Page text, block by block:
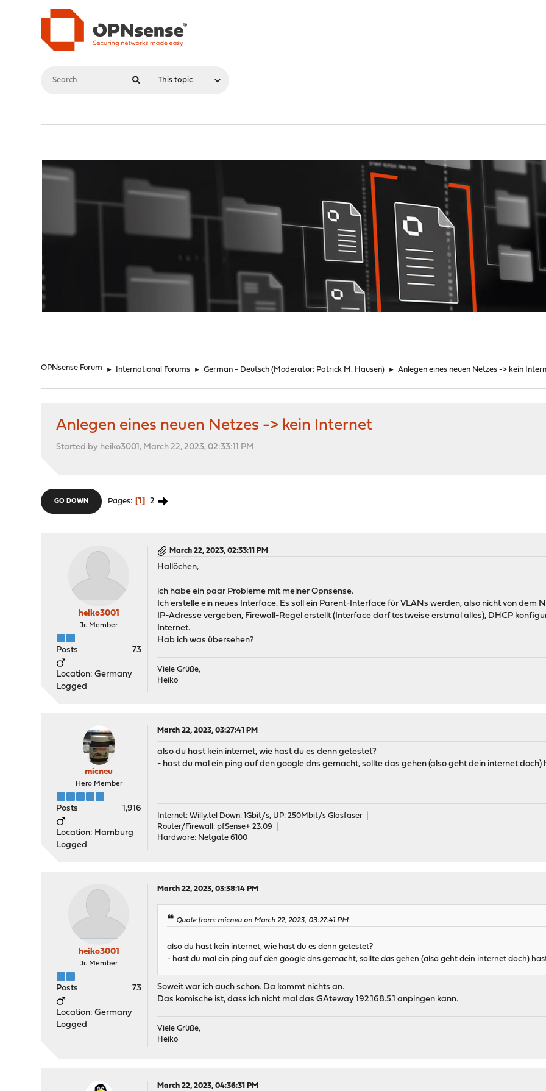
OPNsense Forum ► International Forums ► German - Deutsch (Moderator: Patrick M. Hausen) ► Anlegen eines neuen Netzes -> kein
Anlegen eines neuen Netzes -> kein Internet
Started by heiko3001, March 22, 2023, 02:33:11 PM
GO DOWN Pages 1 2
heiko3001
Jr. Member
Posts 73
Location: Germany
Logged
March 22, 2023, 02:33:11 PM
Hallöchen,
ich habe ein paar Probleme mit meiner Opnsense.
Ich erstelle ein neues Interface. Es soll ein Parent-Interface für VLANs werden, also nicht von dem
IP-Adresse vergeben, Firewall-Regel erstellt (Interface darf testweise erstmal alles), DHCP
Internet.
Hab ich was übersehen?
Viele Grüße,
Heiko
micneu
Hero Member
Posts 1,916
Location: Hamburg
Logged
March 22, 2023, 03:27:41 PM
also du hast kein internet, wie hast du es denn getestet?
- hast du mal ein ping auf den google dns gemacht, sollte das gehen (also geht dein internet
Internet:Willy.tel
Down: 1Gbit/s, UP: 250Mbit/s Glasfaser |
Router/Firewall: pfSense+ 23.09 |
Hardware: Netgate 6100
heiko3001
Jr. Member
Posts 73
Location: Germany
Logged
March 22, 2023, 03:38:14 PM
Quote from: micneu on March 22, 2023, 03:27:41 PM
also du hast kein internet, wie hast du es denn getestet?
- hast du mal ein ping auf den google dns gemacht, sollte das gehen (also geht dein internet doch)
Soweit war ich auch schon. Da kommt nichts an.
Das komische ist, dass ich nicht mal das GAteway 192.168.5.1 anpingen kann.
Viele Grüße,
Heiko
March 22, 2023, 04:36:31 PM